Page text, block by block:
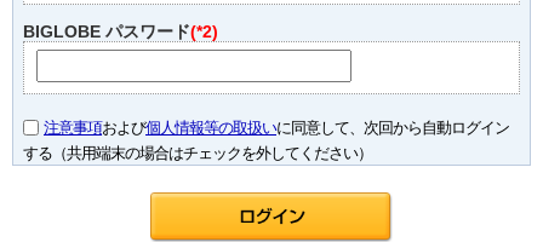
BIGLOBE パスワード(*2)
注意事項および個人情報等の取扱いに同意して、次回から自動ログイン
する（共用端末の場合はチェックを外してください）